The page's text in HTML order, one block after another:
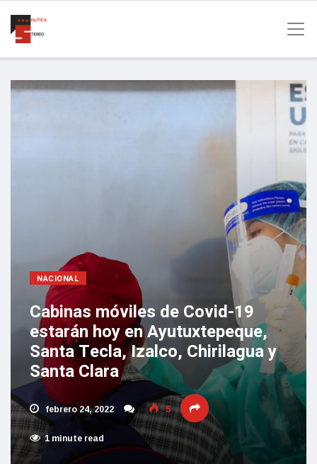
NACIONAL
Cabinas móviles de Covid-19
estarán hoy en Ayutuxtepeque,
Santa Tecla, Izalco, Chirilagua y
Santa Clara
febrero 24, 2022 5
1 minute read